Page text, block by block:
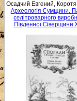
Осадчий Евгений,
Археологія Сумщини.
селітроварного
Південної Сіверщини